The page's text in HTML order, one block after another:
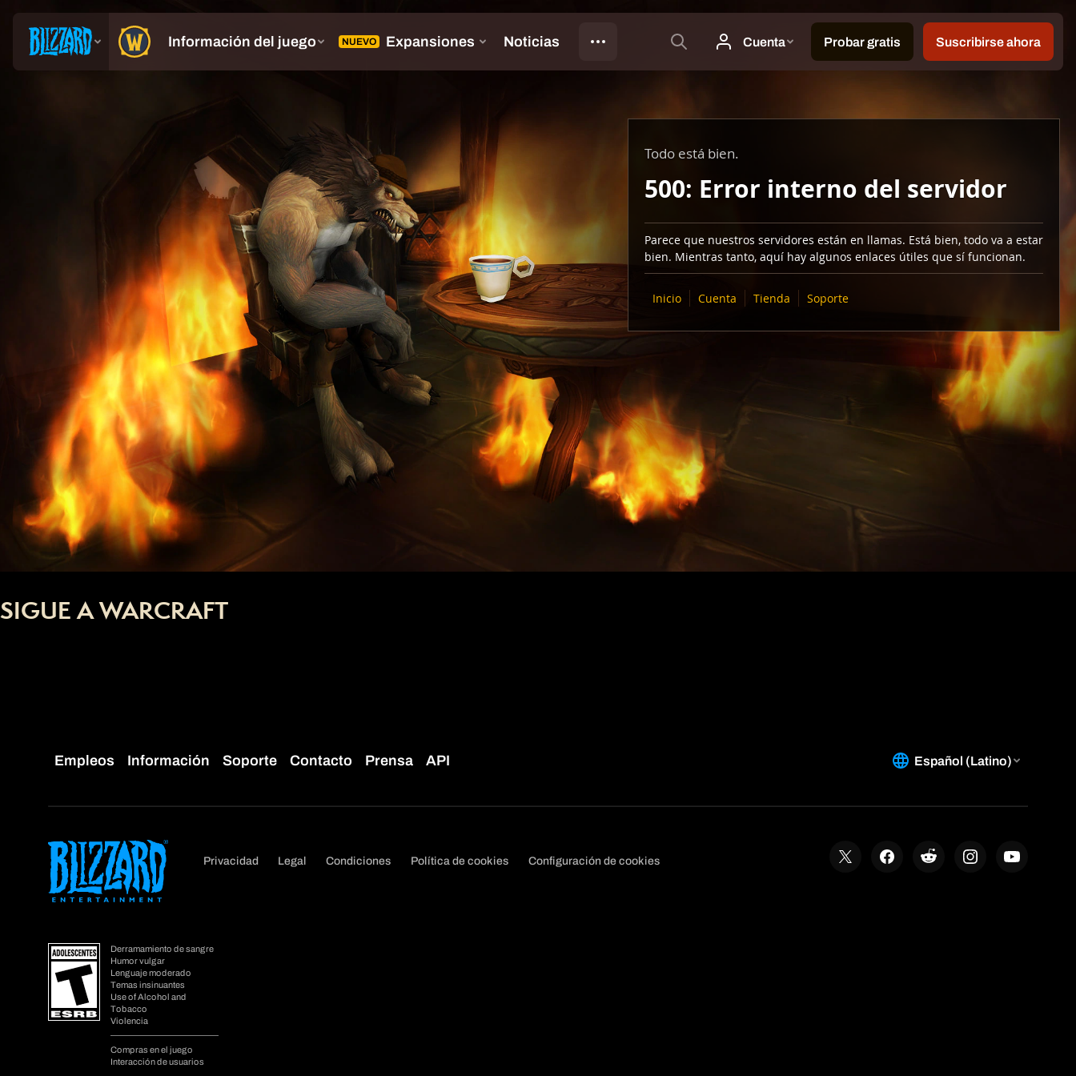
Todo está bien.
500: Error interno del servidor
Parece que nuestros servidores están en llamas. Está bien, todo va a estar
bien. Mientras tanto, aquí hay algunos enlaces útiles que sí funcionan.
Inicio Cuenta Tienda Soporte
SIGUE A WARCRAFT